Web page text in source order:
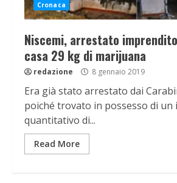
Cronaca
Niscemi, arrestato
casa 29 kg di marijuana
redazione 8 gennaio 2019
Era già stato arrestato dai
poiché trovato in possesso di un
quantitativo di...
Read More